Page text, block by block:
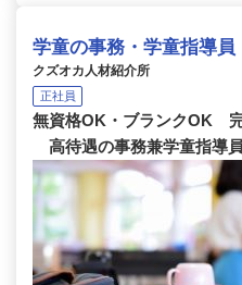
学童の事務・学童指導員
クズオカ人材紹介所
正社員
無資格OK・ブランクOK 完
高待遇の事務兼学童指導員